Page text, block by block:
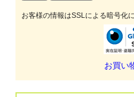
お客様の情報はSSLによる暗号化
お買い